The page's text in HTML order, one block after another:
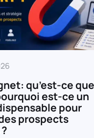
qu’est-ce que
est-ce un
pour
prospects